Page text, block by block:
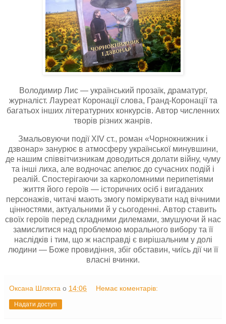
Володимир Лис — український прозаїк, драматург,
журналіст. Лауреат Коронації слова, Гранд-Коронації та
багатьох інших літературних конкурсів. Автор численних
творів різних жанрів.
Змальовуючи події XIV ст., роман «Чорнокнижник і
дзвонар» занурює в атмосферу української минувшини,
де нашим співвітчизникам доводиться долати війну, чуму
та інші лиха, але водночас апелює до сучасних подій і
реалій. Спостерігаючи за карколомними перипетіями
життя його героїв — історичних осіб і вигаданих
персонажів, читачі мають змогу поміркувати над вічними
цінностями, актуальними й у сьогоденні. Автор ставить
своїх героїв перед складними дилемами, змушуючи й нас
замислитися над проблемою морального вибору та її
наслідків і тим, що ж насправді є вирішальним у долі
людини — Боже провидіння, збіг обставин, чиїсь дії чи її
власні вчинки.
Оксана Шляхта о 14:06 Немає коментарів:
Надати доступ